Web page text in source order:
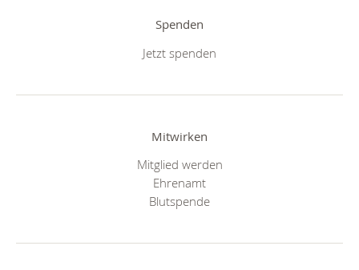
Spenden
Jetzt spenden
Mitwirken
Mitglied werden
Ehrenamt
Blutspende